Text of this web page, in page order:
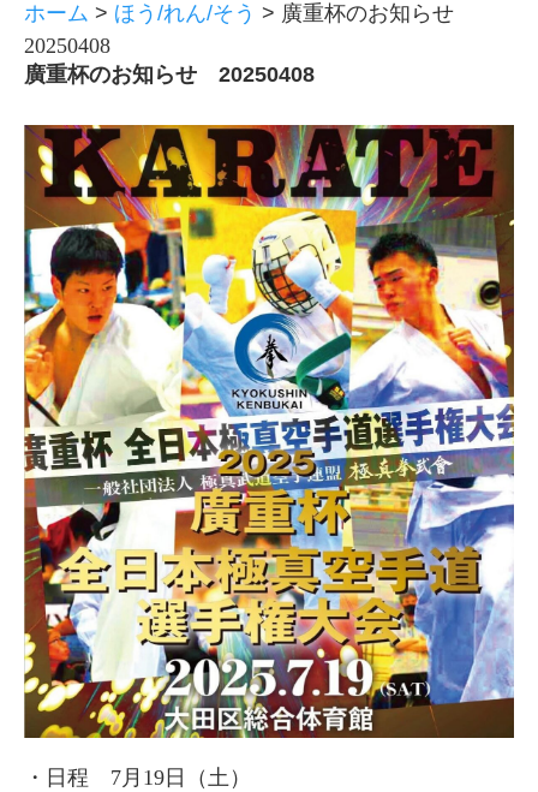
ホーム > ほう/れん/そう > 廣重杯のお知らせ
20250408
廣重杯のお知らせ 20250408
・日程 7月19日（土）